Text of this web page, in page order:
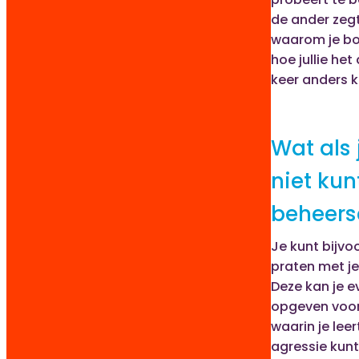
de ander
waarom je
hoe jullie het
keer anders
Wat als
niet
Je kunt
praten met
Deze kan je
opgeven
waarin je
agressie